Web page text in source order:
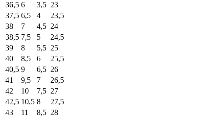
36,5 6 3,5 23
37,5 6,5 4
23,5
38
7 4,5 24
38,5 7,5 5
24,5
39
8 5,5 25
40
8,5 6
25,5
40,5 9 6,5 26
41
9,5 7
26,5
42
10 7,5 27
42,5 10,5 8
27,5
43
11 8,5 28